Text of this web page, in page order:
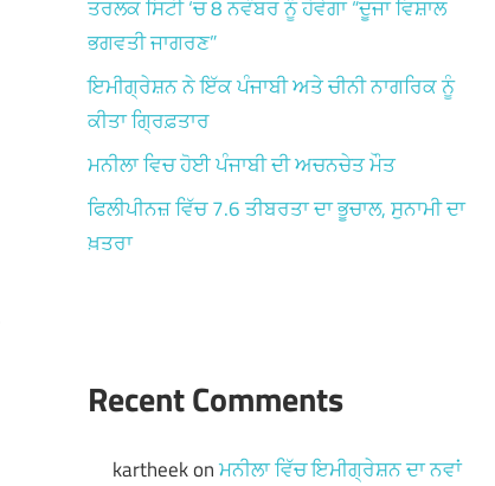
ਤਰਲਕ ਸਿਟੀ ‘ਚ 8 ਨਵੰਬਰ ਨੂੰ ਹੋਵੇਗਾ “ਦੂਜਾ ਵਿਸ਼ਾਲ
ਭਗਵਤੀ ਜਾਗਰਣ”
ਇਮੀਗ੍ਰੇਸ਼ਨ ਨੇ ਇੱਕ ਪੰਜਾਬੀ ਅਤੇ ਚੀਨੀ ਨਾਗਰਿਕ ਨੂੰ
ਕੀਤਾ ਗ੍ਰਿਫ਼ਤਾਰ
ਮਨੀਲਾ ਵਿਚ ਹੋਈ ਪੰਜਾਬੀ ਦੀ ਅਚਨਚੇਤ ਮੌਤ
ਫਿਲੀਪੀਨਜ਼ ਵਿੱਚ 7.6 ਤੀਬਰਤਾ ਦਾ ਭੂਚਾਲ, ਸੁਨਾਮੀ ਦਾ
ਖ਼ਤਰਾ
Recent Comments
kartheekonਮਨੀਲਾ ਵਿੱਚ ਇਮੀਗ੍ਰੇਸ਼ਨ ਦਾ ਨਵਾਂ